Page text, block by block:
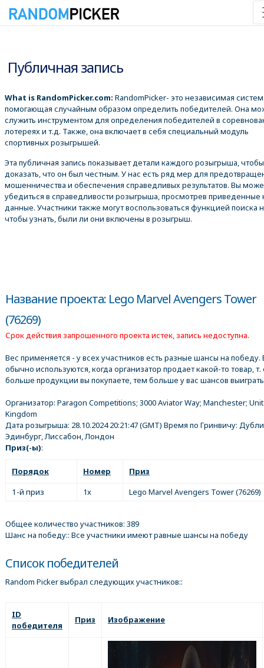
Публичная запись
What is RandomPicker.com: RandomPicker- это независимая
помогающая случайным образом определить победителей. Она
служить инструментом для определения победителей в
лотереях и т.д. Также, она включает в себя специальный модуль
спортивных розыгрышей.
Эта публичная запись показывает детали каждого розыгрыша, чтобы
доказать, что он был честным. У нас есть ряд мер для
мошенничества и обеспечения справедливых результатов. Вы
убедиться в справедливости розыгрыша, просмотрев приведенные
данные. Участники также могут воспользоваться функцией поиска
чтобы узнать, были ли они включены в розыгрыш.
Название проекта: Lego Marvel Avengers Tower
(76269)
Срок действия запрошенного проекта истек, запись недоступна.
Вес применяется - у всех участников есть разные шансы на победу.
обычно используются, когда организатор продает какой-то товар,
больше продукции вы покупаете, тем больше у вас шансов
Организатор: Paragon Competitions; 3000 Aviator Way; Manchester;
Kingdom
Дата розыгрыша: 28.10.2024 20:21:47(GMT) Время по Гринвичу:
Эдинбург, Лиссабон, Лондон
Приз(-ы):
Порядок Номер
Приз
1-й приз
1x Lego Marvel Avengers Tower (76269)
Общее количество участников: 389
Шанс на победу:: Все участники имеют равные шансы на победу
Список победителей
Random Picker выбрал следующих участников::
ID
победителя
Приз Изображение